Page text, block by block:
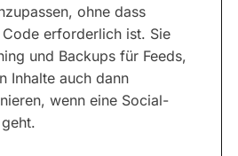
ohne dass
erforderlich ist. Sie
und Backups für Feeds,
Inhalte auch dann
wenn eine Social-